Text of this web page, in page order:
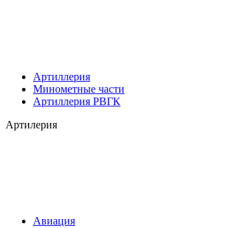
Артиллерия
Минометные части
Артиллерия РВГК
Артилерия
Авиация